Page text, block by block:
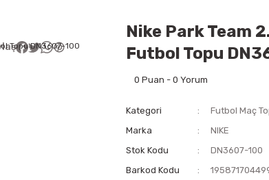
Nike Park Team
Futbol Topu
0 Puan - 0 Yorum
Kategori
Futbol Maç
Marka
NIKE
Stok Kodu
DN3607-100
Barkod Kodu